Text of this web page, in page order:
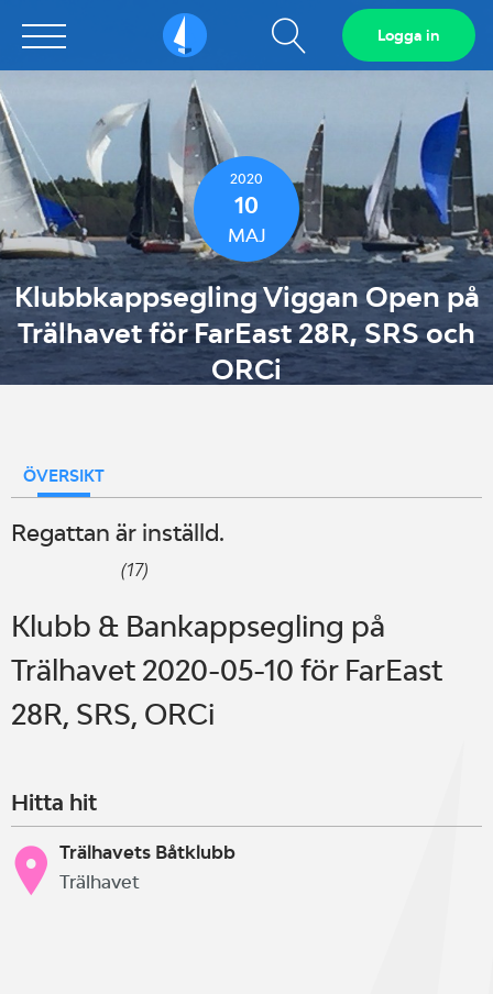
Sailarena Visa
sökfält
Logga in
2020
10
MAJ
Klubbkappsegling Viggan Open på
Trälhavet för FarEast 28R, SRS och
ORCi
ÖVERSIKT
Regattan är inställd.
(17)
Klubb & Bankappsegling på
Trälhavet 2020-05-10 för FarEast
28R, SRS, ORCi
Hitta hit
Trälhavets Båtklubb
Trälhavet